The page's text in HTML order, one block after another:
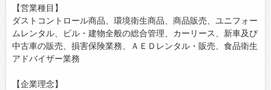
【営業種目】
ダストコントロール商品、環境衛生商品、商品販売、ユニフォー
ムレンタル、ビル・建物全般の総合管理、カーリース、新車及び
中古車の販売、損害保険業務、ＡＥＤレンタル・販売、食品衛生
アドバイザー業務
【企業理念】